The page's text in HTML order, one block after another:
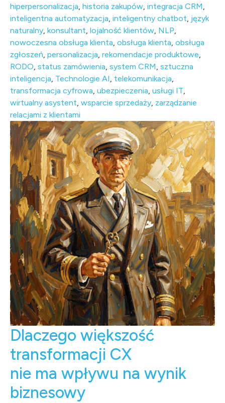
hiperpersonalizacja, historia zakupów, integracja CRM,
inteligentna automatyzacja, inteligentny chatbot, język
naturalny, konsultant, lojalność klientów, NLP,
nowoczesna obsługa klienta, obsługa klienta, obsługa
zgłoszeń, personalizacja, rekomendacje produktowe,
RODO, status zamówienia, system CRM, sztuczna
inteligencja, Technologie AI, telekomunikacja,
transformacja cyfrowa, ubezpieczenia, usługi IT,
wirtualny asystent, wsparcie sprzedaży, zarządzanie
relacjami z klientami
Dlaczego większość
transformacji CX
nie ma wpływu na wynik
biznesowy